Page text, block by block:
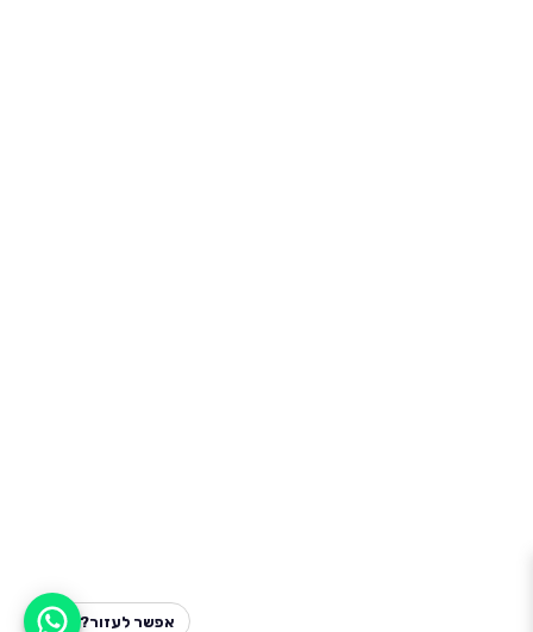
אפשר לעזור?